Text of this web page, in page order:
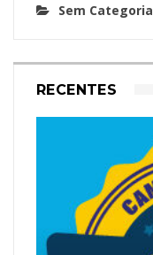
Sem Categoria
RECENTES